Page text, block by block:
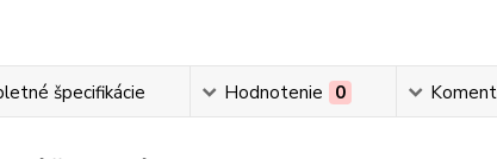
špecifikácie Hodnotenie 0